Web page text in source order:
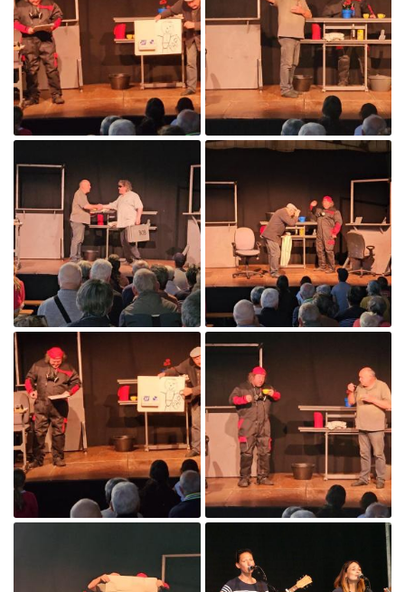
ACCUEIL
Une question
02 43 95 80

Agrandir la photo

Agrandir la photo

Agrandir la photo